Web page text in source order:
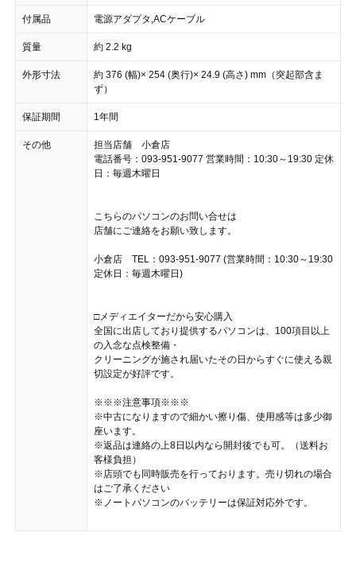
付属品 電源アダプタ,ACケーブル
質量 約 2.2 kg
外形寸法
約 376 (幅)× 254 (奥行)× 24.9 (高さ) mm（突起部含ま
ず）
保証期間 1年間
その他
担当店舗 小倉店
電話番号：093-951-9077 営業時間：10:30～19:30 定休
日：毎週木曜日
こちらのパソコンのお問い合せは
店舗にご連絡をお願い致します。
小倉店 TEL：093-951-9077 (営業時間：10:30～19:30
定休日：毎週木曜日)
□メディエイターだから安心購入
全国に出店しており提供するパソコンは、100項目以上
の入念な点検整備・
クリーニングが施され届いたその日からすぐに使える親
切設定が好評です。
※※※注意事項※※※
※中古になりますので細かい擦り傷、使用感等は多少御
座います。
※返品は連絡の上8日以内なら開封後でも可。（送料お
客様負担）
※店頭でも同時販売を行っております。売り切れの場合
はご了承ください
※ノートパソコンのバッテリーは保証対応外です。